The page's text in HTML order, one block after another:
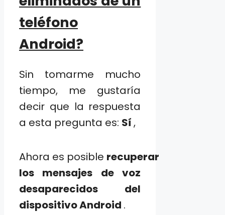
teléfono
Android?
Sin tomarme mucho
tiempo, me gustaría
decir que la respuesta
a esta pregunta es: Sí,
Ahora es posible recuperar
los mensajes de voz
desaparecidos del
dispositivo Android .